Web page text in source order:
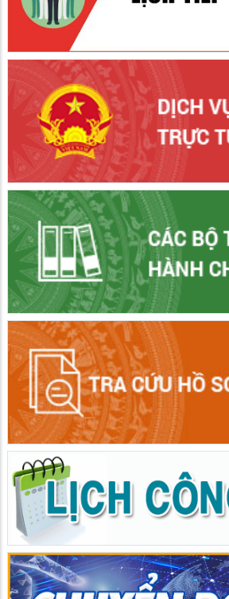
Giồng Riềng mít tinh, diễu hành hưởng
phòng, chống ma túy năm 2026
02/06/2026
Giồng Riềng tổ chức Hội thi lực lượng
trật tự ở cơ sở giỏi lần thứ I năm 2026
30/05/2026